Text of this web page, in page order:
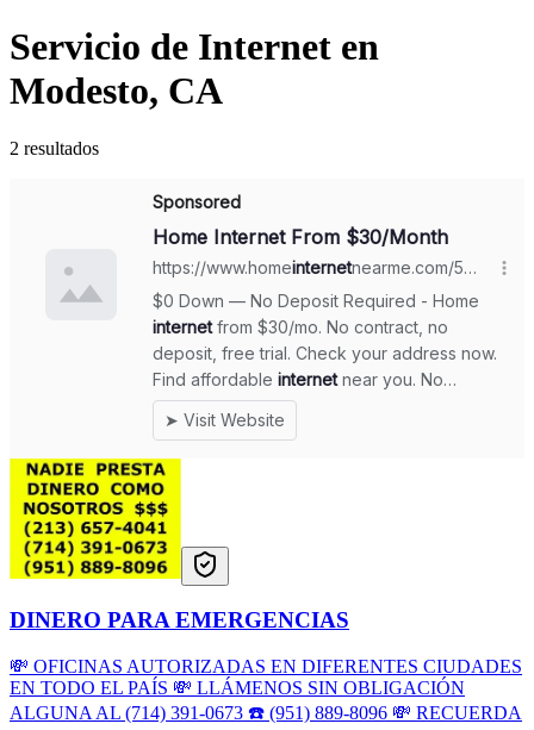
Servicio de Internet en
Modesto, CA
2 resultados
DINERO PARA EMERGENCIAS
💸 OFICINAS AUTORIZADAS EN DIFERENTES CIUDADES
EN TODO EL PAÍS 💸 LLÁMENOS SIN OBLIGACIÓN
ALGUNA AL (714) 391-0673 ☎️ (951) 889-8096 💸 RECUERDA